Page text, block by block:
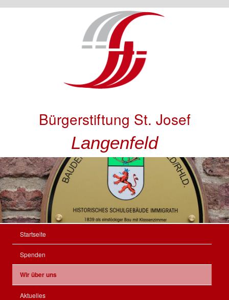
Bürgerstiftung St. Josef
Langenfeld
Zum
Inhalt
wechseln
Startseite
Spenden
Wir über uns
Aktuelles